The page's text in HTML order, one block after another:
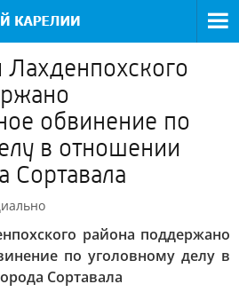
Лахденпохского
обвинение по
в отношении
Сортавала
района поддержано
по уголовному делу в
Сортавала